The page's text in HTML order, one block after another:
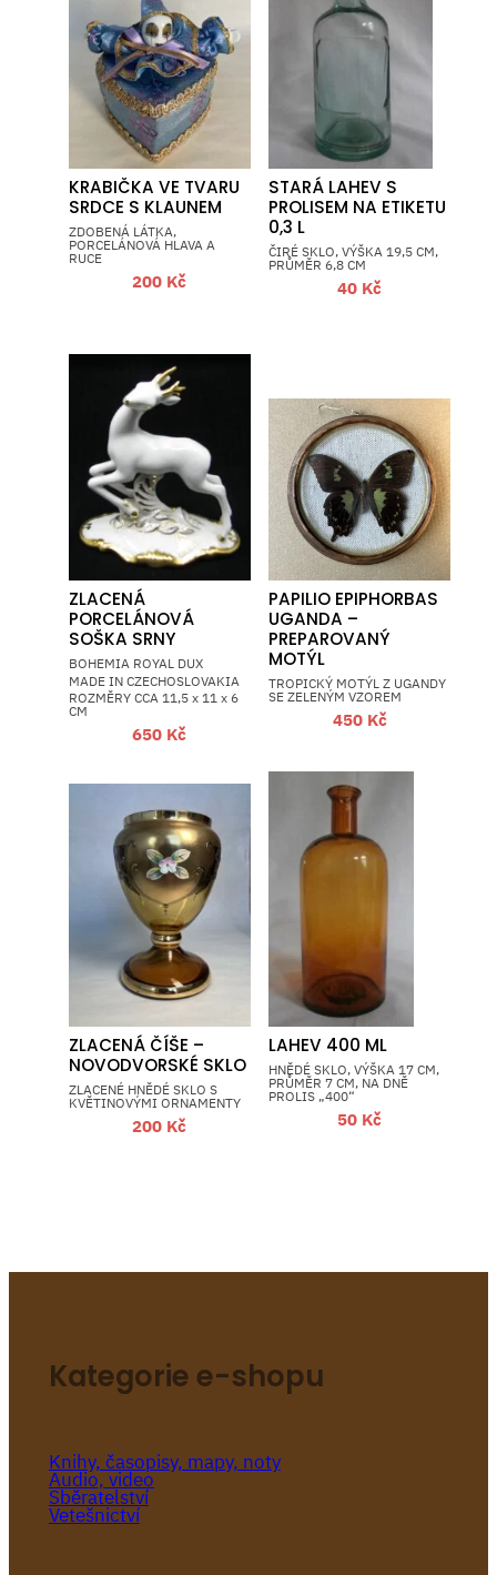
KRABIČKA VE TVARU
SRDCE S KLAUNEM
ZDOBENÁ LÁTKA,
PORCELÁNOVÁ HLAVA A
RUCE
200 Kč
STARÁ LAHEV S
PROLISEM NA ETIKETU
0,3 L
ČIRÉ SKLO, VÝŠKA 19,5 CM,
PRŮMĚR 6,8 CM
40 Kč
ZLACENÁ
PORCELÁNOVÁ
SOŠKA SRNY
BOHEMIA ROYAL DUX
MADE IN CZECHOSLOVAKIA
ROZMĚRY CCA 11,5 x 11 x 6
CM
650 Kč
PAPILIO EPIPHORBAS
UGANDA –
PREPAROVANÝ
MOTÝL
TROPICKÝ MOTÝL Z UGANDY
SE ZELENÝM VZOREM
450 Kč
ZLACENÁ ČÍŠE –
NOVODVORSKÉ SKLO
ZLACENÉ HNĚDÉ SKLO S
KVĚTINOVÝMI ORNAMENTY
200 Kč
LAHEV 400 ML
HNĚDÉ SKLO, VÝŠKA 17 CM,
PRŮMĚR 7 CM, NA DNĚ
PROLIS „400“
50 Kč
Kategorie e-shopu
Knihy, časopisy, mapy, noty
Audio, video
Sběratelství
Vetešnictví